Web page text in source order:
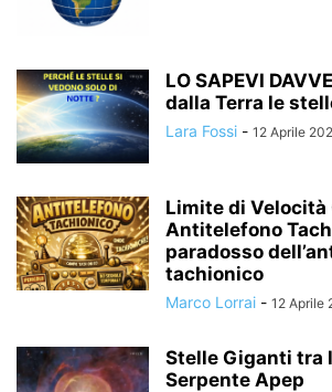
LO SAPEVI
dalla Terra le
Lara Fossi - 12 Aprile
Limite di Velocità
Antitelefono
paradosso
tachionico
Marco Lorrai - 12 Aprile
Stelle Giganti tra
Serpente Apep